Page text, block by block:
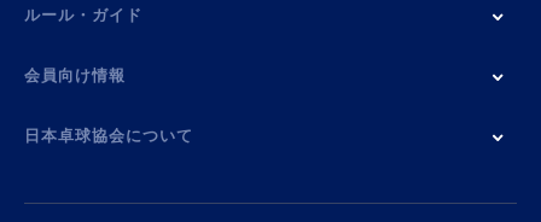
ルール・ガイド
会員向け情報
日本卓球協会について